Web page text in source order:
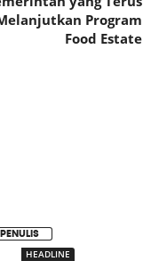
Program
Food Estate
HEADLINE